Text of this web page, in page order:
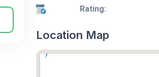
Rating:
Location Map